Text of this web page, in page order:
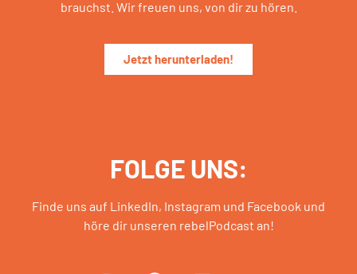
brauchst. Wir freuen uns, von dir zu hören.
Jetzt herunterladen!
FOLGE UNS:
Finde uns auf LinkedIn, Instagram und Facebook und
höre dir unseren rebelPodcast an!